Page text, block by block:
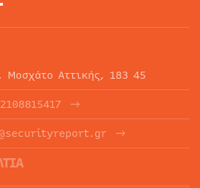
Αττικής, 183 45
2108815417